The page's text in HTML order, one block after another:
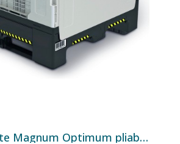
Caisse palette Magnum Optimum pliable 734L